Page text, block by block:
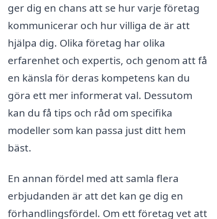
ger dig en chans att se hur varje företag
kommunicerar och hur villiga de är att
hjälpa dig. Olika företag har olika
erfarenhet och expertis, och genom att få
en känsla för deras kompetens kan du
göra ett mer informerat val. Dessutom
kan du få tips och råd om specifika
modeller som kan passa just ditt hem
bäst.
En annan fördel med att samla flera
erbjudanden är att det kan ge dig en
förhandlingsfördel. Om ett företag vet att